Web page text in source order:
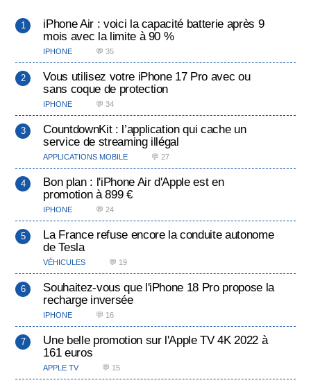
iPhone Air : voici la capacité batterie après 9
mois avec la limite à 90 %
IPHONE 💬 35
Vous utilisez votre iPhone 17 Pro avec ou
sans coque de protection
IPHONE 💬 34
CountdownKit : l’application qui cache un
service de streaming illégal
APPLICATIONS MOBILE 💬 27
Bon plan : l'iPhone Air d'Apple est en
promotion à 899 €
IPHONE 💬 24
La France refuse encore la conduite autonome
de Tesla
VÉHICULES 💬 19
Souhaitez-vous que l'iPhone 18 Pro propose la
recharge inversée
IPHONE 💬 16
Une belle promotion sur l'Apple TV 4K 2022 à
161 euros
APPLE TV 💬 15